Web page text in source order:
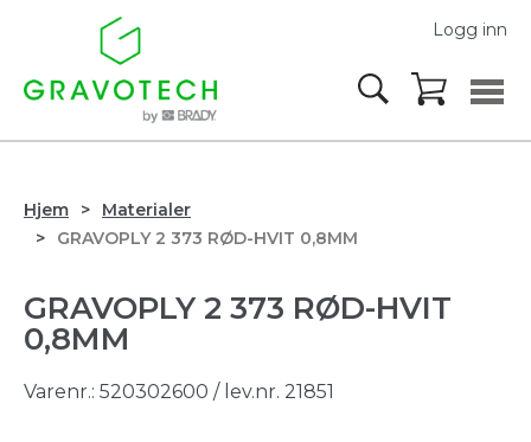
Logg inn
Hjem
Materialer
GRAVOPLY 2 373 RØD-HVIT 0,8MM
GRAVOPLY 2 373 RØD-HVIT
0,8MM
Varenr.: 520302600 / lev.nr. 21851